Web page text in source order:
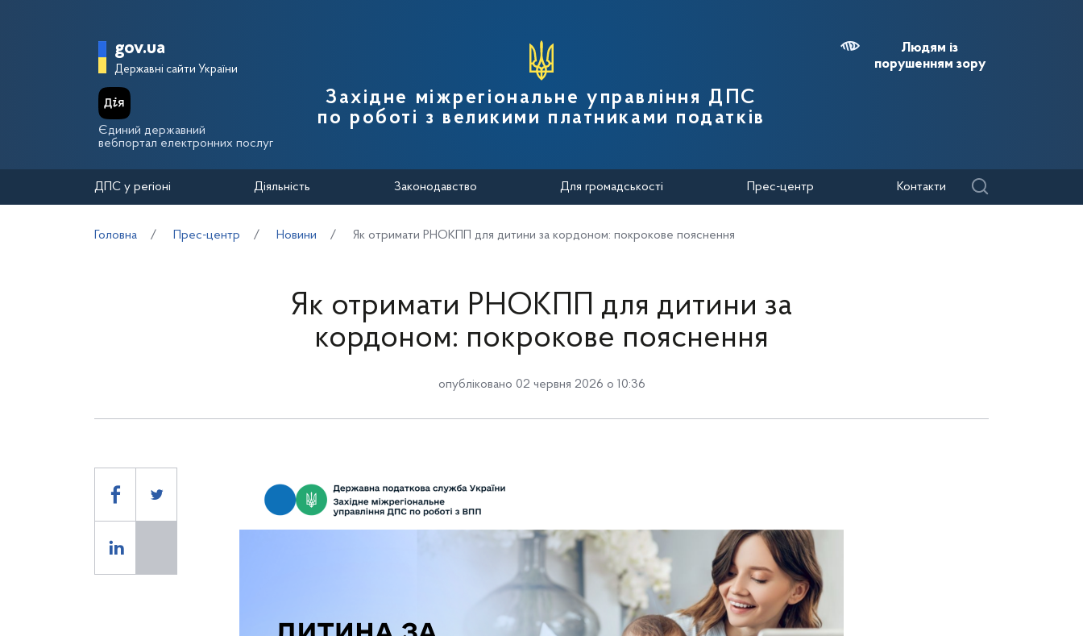
Головна сторінка Державної податкової служби України
gov.ua
Державні сайти України
Єдиний державний
вебпортал електронних послуг
Західне міжрегіональне управління ДПС
по роботі з великими платниками податків
Людям із
порушенням зору
ДПС у регіоні Діяльність Законодавство Для громадськості Прес-центр Контакти
Головна Прес-центр Новини Як отримати РНОКПП для дитини за кордоном: покрокове пояснення
Як отримати РНОКПП для дитини за
кордоном: покрокове пояснення
опубліковано 02 червня 2026 о 10:36